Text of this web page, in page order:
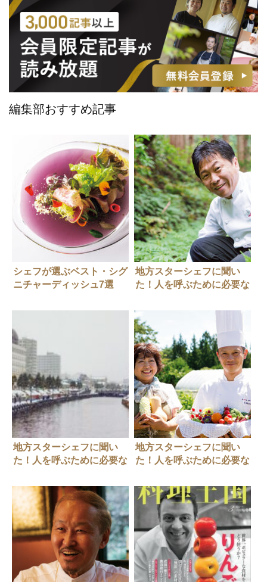
編集部おすすめ記事
シェフが選ぶベスト・シグ
ニチャーディッシュ7選
地方スターシェフに聞い
た！人を呼ぶために必要な
地方スターシェフに聞い
た！人を呼ぶために必要な
地方スターシェフに聞い
た！人を呼ぶために必要な